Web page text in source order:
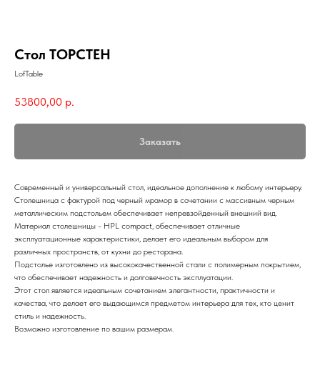
Стол ТОРСТЕН
LofTable
53800,00 р.
Заказать
Современный и универсальный стол, идеальное дополнение к любому интерьеру.
Столешница с фактурой под черный мрамор в сочетании с массивным черным
металлическим подстольем обеспечивает непревзойденный внешний вид.
Материал столешницы - HPL compact, обеспечивает отличные
эксплуатационные характеристики, делает его идеальным выбором для
различных пространств, от кухни до ресторана.
Подстолье изготовлено из высококачественной стали с полимерным покрытием,
что обеспечивает надежность и долговечность эксплуатации.
Этот стол является идеальным сочетанием элегантности, практичности и
качества, что делает его выдающимся предметом интерьера для тех, кто ценит
стиль и надежность.
Возможно изготовление по вашим размерам.